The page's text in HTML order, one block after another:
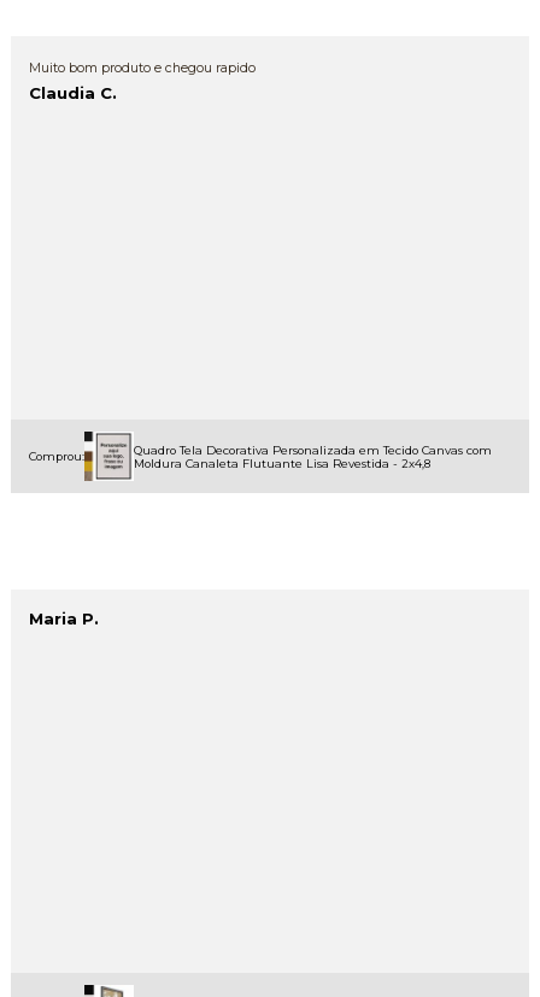
Muito bom produto e chegou rapido
Claudia C.
Comprou:
Quadro Tela Decorativa Personalizada em Tecido Canvas com
Moldura Canaleta Flutuante Lisa Revestida - 2x4,8
Maria P.